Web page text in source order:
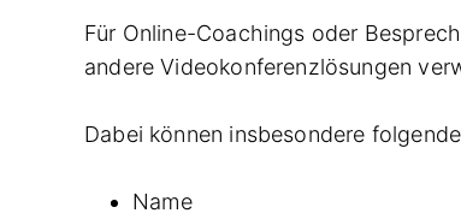
Für Online-Coachings oder
andere Videokonferenzlösungen
Dabei können insbesondere
Name